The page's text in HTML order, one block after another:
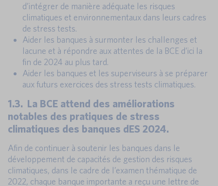
d’intégrer de manière adéquate les risques
climatiques et environnementaux dans leurs cadres
de stress tests.
Aider les banques à surmonter les challenges et
lacune et à répondre aux attentes de la BCE d’ici la
fin de 2024 au plus tard.
Aider les banques et les superviseurs à se préparer
aux futurs exercices des stress tests climatiques.
1.3. La BCE attend des améliorations
notables des pratiques de stress
climatiques des banques dES 2024.
Afin de continuer à soutenir les banques dans le
développement de capacités de gestion des risques
climatiques, dans le cadre de l’examen thématique de
2022, chaque banque importante a reçu une lettre de